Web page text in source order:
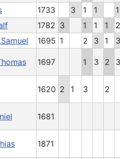
1733 3 1 1
1
1782 3 1 1 1
2
1695 1 2 3 1
3
1697 1 3 2 3
1620 2 1 3 2
1681
1871